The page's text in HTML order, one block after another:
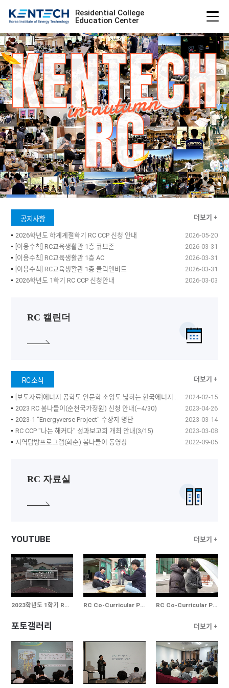
Residential College
Education Center
공지사항
2026학년도 하계계절학기 RC CCP 신청 안내
2026-05-20
[이용수칙] RC교육생활관 1층 큐브존
2026-03-31
[이용수칙] RC교육생활관 1층 AC
2026-03-31
[이용수칙] RC교육생활관 1층 클릭앤비트
2026-03-31
2026학년도 1학기 RC CCP 신청안내
2026-03-03
더보기 +
RC 캘린더
RC 소식
[보도자료]에너지 공학도 인문학 소양도 넓히는 한국에너지공대 -남도 역사·문화 답사 프로그램-
2024-02-15
2023 RC 봄나들이(순천국가정원) 신청 안내(~4/30)
2023-04-26
2023-1 "Energyverse Project" 수상자 명단
2023-03-14
RC CCP "나는 해커다" 성과보고회 개최 안내(3/15)
2023-03-08
지역탐방프로그램(화순) 봄나들이 동영상
2022-09-05
더보기 +
RC 자료실
YOUTUBE
2023학년도 1학기 RC 오리엔테이션 RC Co-Curricular Program: Wood Work Program RC Co-Curricular Program: Car Maintenance Program
더보기 +
포토갤러리 더보기 +